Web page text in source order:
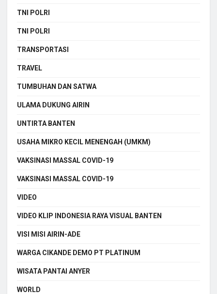
TNI POLRI
TNI POLRI
TRANSPORTASI
TRAVEL
TUMBUHAN DAN SATWA
ULAMA DUKUNG AIRIN
UNTIRTA BANTEN
USAHA MIKRO KECIL MENENGAH (UMKM)
VAKSINASI MASSAL COVID-19
VAKSINASI MASSAL COVID-19
VIDEO
VIDEO KLIP INDONESIA RAYA VISUAL BANTEN
VISI MISI AIRIN-ADE
WARGA CIKANDE DEMO PT PLATINUM
WISATA PANTAI ANYER
WORLD